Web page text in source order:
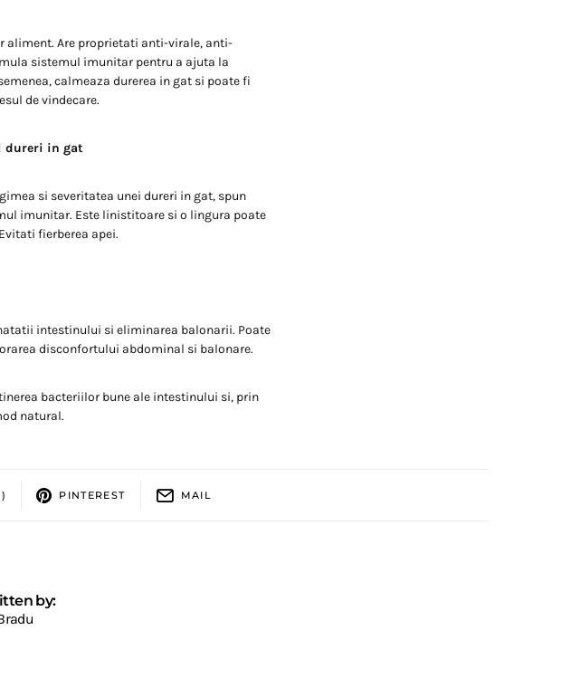
aliment. Are proprietati anti-virale, anti-
sistemul imunitar pentru a ajuta la
calmeaza durerea in gat si poate fi
de vindecare.
dureri in gat
si severitatea unei dureri in gat, spun
imunitar. Este linistitoare si o lingura poate
fierberea apei.
intestinului si eliminarea balonarii. Poate
disconfortului abdominal si balonare.
bacteriilor bune ale intestinului si, prin
natural.
PINTEREST MAIL
by: